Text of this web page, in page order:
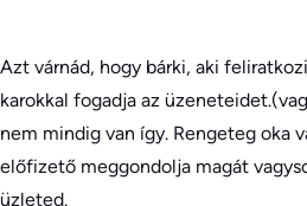
Azt várnád, hogy bárki, aki
karokkal fogadja az
nem mindig van így. Rengeteg oka
előfizető meggondolja magát
üzleted.